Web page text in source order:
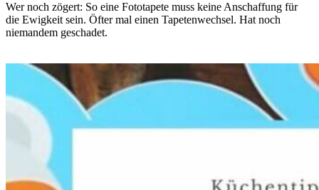
Wer noch zögert: So eine Fototapete muss keine Anschaffung für
die Ewigkeit sein. Öfter mal einen Tapetenwechsel. Hat noch
niemandem geschadet.